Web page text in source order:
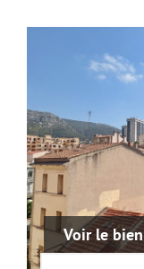
Voir le bien